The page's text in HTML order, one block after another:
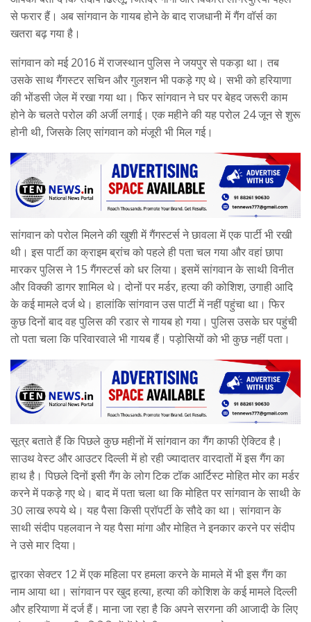
से फरार हैं। अब सांगवान के गायब होने के बाद राजधानी में गैंग वॉर्स का
खतरा बढ़ गया है।
सांगवान को मई 2016 में राजस्थान पुलिस ने जयपुर से पकड़ा था। तब
उसके साथ गैंगस्टर सचिन और गुलशन भी पकड़े गए थे। सभी को हरियाणा
की भोंडसी जेल में रखा गया था। फिर सांगवान ने घर पर बेहद जरूरी काम
होने के चलते परोल की अर्जी लगाई। एक महीने की यह परोल 24 जून से शुरू
होनी थी, जिसके लिए सांगवान को मंजूरी भी मिल गई।
सांगवान को परोल मिलने की खुशी में गैंगस्टर्स ने छावला में एक पार्टी भी रखी
थी। इस पार्टी का क्राइम ब्रांच को पहले ही पता चल गया और वहां छापा
मारकर पुलिस ने 15 गैंगस्टर्स को धर लिया। इसमें सांगवान के साथी विनीत
और विक्की डागर शामिल थे। दोनों पर मर्डर, हत्या की कोशिश, उगाही आदि
के कई मामले दर्ज थे। हालांकि सांगवान उस पार्टी में नहीं पहुंचा था। फिर
कुछ दिनों बाद वह पुलिस की रडार से गायब हो गया। पुलिस उसके घर पहुंची
तो पता चला कि परिवारवाले भी गायब हैं। पड़ोसियों को भी कुछ नहीं पता।
सूत्र बताते हैं कि पिछले कुछ महीनों में सांगवान का गैंग काफी ऐक्टिव है।
साउथ वेस्ट और आउटर दिल्ली में हो रही ज्यादातर वारदातों में इस गैंग का
हाथ है। पिछले दिनों इसी गैंग के लोग टिक टॉक आर्टिस्ट मोहित मोर का मर्डर
करने में पकड़े गए थे। बाद में पता चला था कि मोहित पर सांगवान के साथी के
30 लाख रुपये थे। यह पैसा किसी प्रॉपर्टी के सौदे का था। सांगवान के
साथी संदीप पहलवान ने यह पैसा मांगा और मोहित ने इनकार करने पर संदीप
ने उसे मार दिया।
द्वारका सेक्टर 12 में एक महिला पर हमला करने के मामले में भी इस गैंग का
नाम आया था। सांगवान पर खुद हत्या, हत्या की कोशिश के कई मामले दिल्ली
और हरियाणा में दर्ज हैं। माना जा रहा है कि अपने सरगना की आजादी के लिए